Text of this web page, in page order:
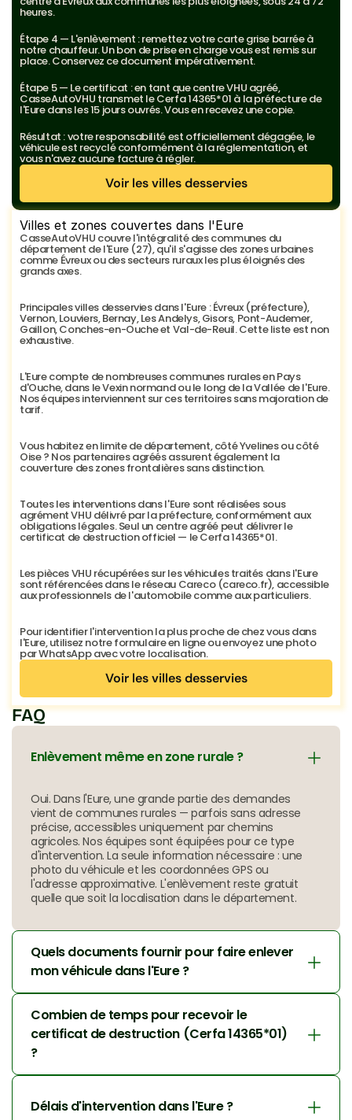
heures.
Étape 4 — L'enlèvement : remettez votre carte grise barrée à
notre chauffeur. Un bon de prise en charge vous est remis sur
place. Conservez ce document impérativement.
Étape 5 — Le certificat : en tant que centre VHU agréé,
CasseAutoVHU transmet le Cerfa 14365*01 à la préfecture de
l'Eure dans les 15 jours ouvrés. Vous en recevez une copie.
Résultat : votre responsabilité est officiellement dégagée, le
véhicule est recyclé conformément à la réglementation, et
vous n'avez aucune facture à régler.
Voir les villes desservies
Voir les villes desservies
Villes et zones couvertes dans l'Eure
CasseAutoVHU couvre l'intégralité des communes du
département de l'Eure (27), qu'il s'agisse des zones urbaines
comme Évreux ou des secteurs ruraux les plus éloignés des
grands axes.
Principales villes desservies dans l'Eure : Évreux (préfecture),
Vernon, Louviers, Bernay, Les Andelys, Gisors, Pont-Audemer,
Gaillon, Conches-en-Ouche et Val-de-Reuil. Cette liste est non
exhaustive.
L'Eure compte de nombreuses communes rurales en Pays
d'Ouche, dans le Vexin normand ou le long de la Vallée de l'Eure.
Nos équipes interviennent sur ces territoires sans majoration de
tarif.
Vous habitez en limite de département, côté Yvelines ou côté
Oise ? Nos partenaires agréés assurent également la
couverture des zones frontalières sans distinction.
Toutes les interventions dans l'Eure sont réalisées sous
agrément VHU délivré par la préfecture, conformément aux
obligations légales. Seul un centre agréé peut délivrer le
certificat de destruction officiel — le Cerfa 14365*01.
Les pièces VHU récupérées sur les véhicules traités dans l'Eure
sont référencées dans le réseau Careco (careco.fr), accessible
aux professionnels de l'automobile comme aux particuliers.
Pour identifier l'intervention la plus proche de chez vous dans
l'Eure, utilisez notre formulaire en ligne ou envoyez une photo
par WhatsApp avec votre localisation.
Voir les villes desservies
Voir les villes desservies
FAQ
Enlèvement même en zone rurale ?
Oui. Dans l'Eure, une grande partie des demandes
vient de communes rurales — parfois sans adresse
précise, accessibles uniquement par chemins
agricoles. Nos équipes sont équipées pour ce type
d'intervention. La seule information nécessaire : une
photo du véhicule et les coordonnées GPS ou
l'adresse approximative. L'enlèvement reste gratuit
quelle que soit la localisation dans le département.
Quels documents fournir pour faire enlever
mon véhicule dans l'Eure ?
Combien de temps pour recevoir le
certificat de destruction (Cerfa 14365*01)
?
Délais d'intervention dans l'Eure ?